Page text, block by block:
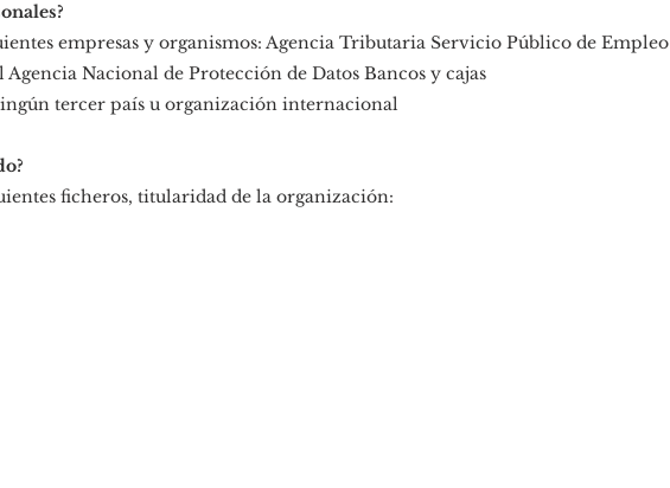
empresas y organismos: Agencia Tributaria Servicio Público de Empleo
Nacional de Protección de Datos Bancos y cajas
tercer país u organización internacional
ficheros, titularidad de la organización: